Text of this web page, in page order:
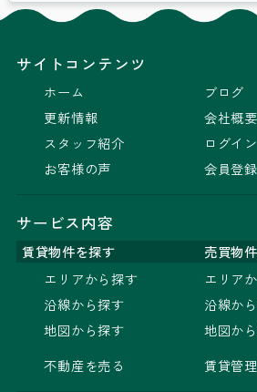
サイトコンテンツ
ホーム
更新情報
スタッフ紹介
お客様の声
ブログ
会社概要
ログイン
会員登録
サービス内容
賃貸物件を探す
売買物
エリアから探す
沿線から探す
地図から探す
不動産を売る
エリア
沿線か
地図か
賃貸管理